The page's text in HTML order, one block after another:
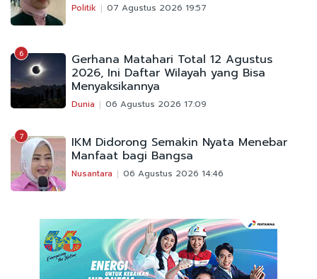
Politik 07 Agustus 2026 19:57
6 Gerhana Matahari Total 12 Agustus
2026, Ini Daftar Wilayah yang Bisa
Menyaksikannya
Dunia 06 Agustus 2026 17:09
7 IKM Didorong Semakin Nyata Menebar
Manfaat bagi Bangsa
Nusantara 06 Agustus 2026 14:46